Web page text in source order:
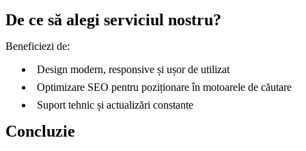
De ce să alegi serviciul nostru?
Beneficiezi de:
Design modern, responsive și ușor de utilizat
Optimizare SEO pentru poziționare în motoarele de căutare
Suport tehnic și actualizări constante
Concluzie